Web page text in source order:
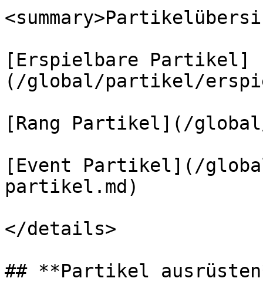
[Erspielbare Partikel]
(/global/partikel/
[Rang Partikel](/
[Event Partikel](/
partikel.md)
</details>
## **Partikel